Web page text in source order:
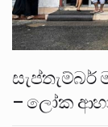
සැප්තැම්බර්
– ලෝක